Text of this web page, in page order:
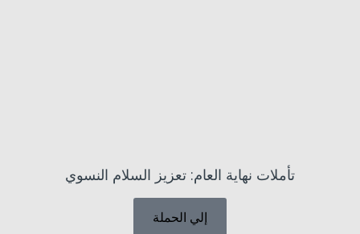
تأملات نهاية العام: تعزيز السلام النسوي
إلي الحملة